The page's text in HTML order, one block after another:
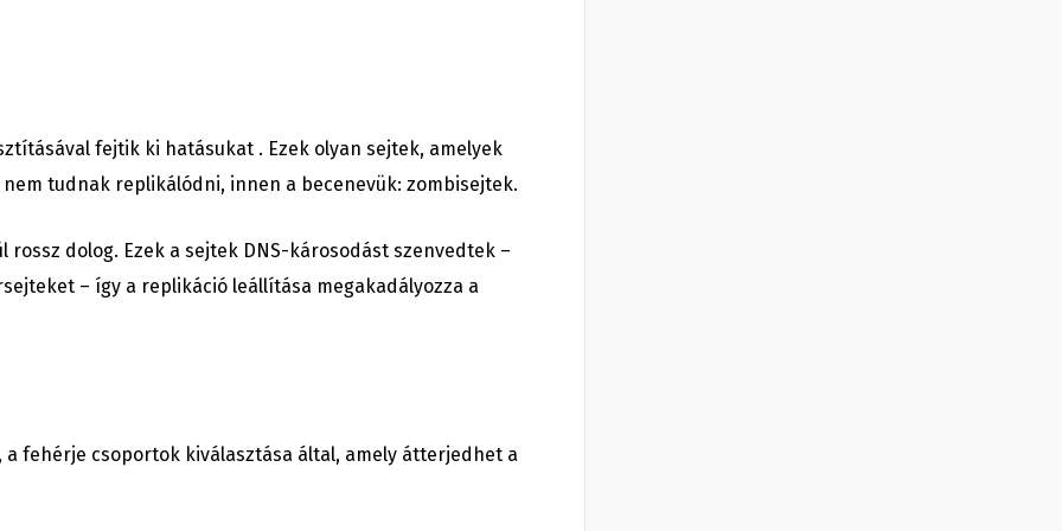
fejtik ki hatásukat . Ezek olyan sejtek, amelyek
tudnak replikálódni, innen a becenevük: zombisejtek.
dolog. Ezek a sejtek DNS-károsodást szenvedtek –
– így a replikáció leállítása megakadályozza a
fehérje csoportok kiválasztása által, amely átterjedhet a